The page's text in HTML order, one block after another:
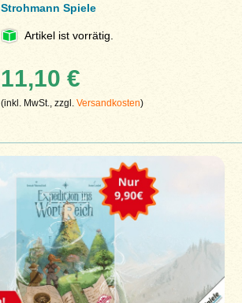
Strohmann Spiele
Artikel ist vorrätig.
11,10 €
(inkl. MwSt., zzgl.Versandkosten)